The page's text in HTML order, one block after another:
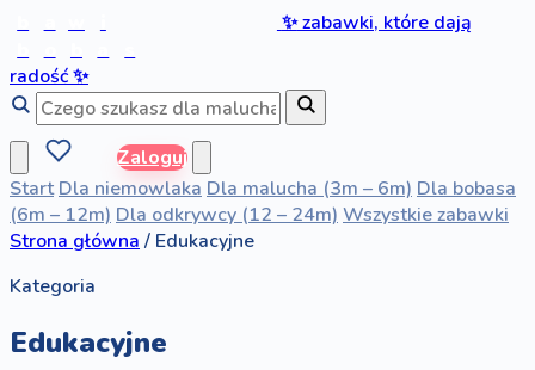
✨zabawki, które dają
radość✨
Zaloguj
Start Dla niemowlaka Dla malucha (3m – 6m) Dla bobasa
(6m – 12m) Dla odkrywcy (12 – 24m) Wszystkie zabawki
Strona główna / Edukacyjne
Kategoria
Edukacyjne